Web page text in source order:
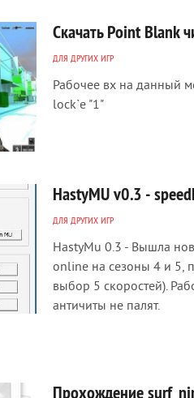
Скачать Point Blank
ДЛЯ ДРУГИХ ИГР
Рабочее вх на данный
lock`e "1"
HastyMU v0.3 -
ДЛЯ ДРУГИХ ИГР
HastyMu 0.3 - Вышла
online на сезоны 4 и 5,
выбор 5 скоростей).
античиты не палят.
Прохождение